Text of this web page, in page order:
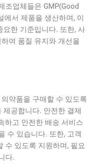
조업체들은 GMP(Good
서 제품을 생산하며, 이
한 기준입니다. 또한, 사
여 품질 유지와 개선을
약품을 구매할 수 있도록
공합니다. 안전한 결제
하고 안전한 배송 서비스
수 있습니다. 또한, 고객
수 있도록 지원하며, 필요
다.